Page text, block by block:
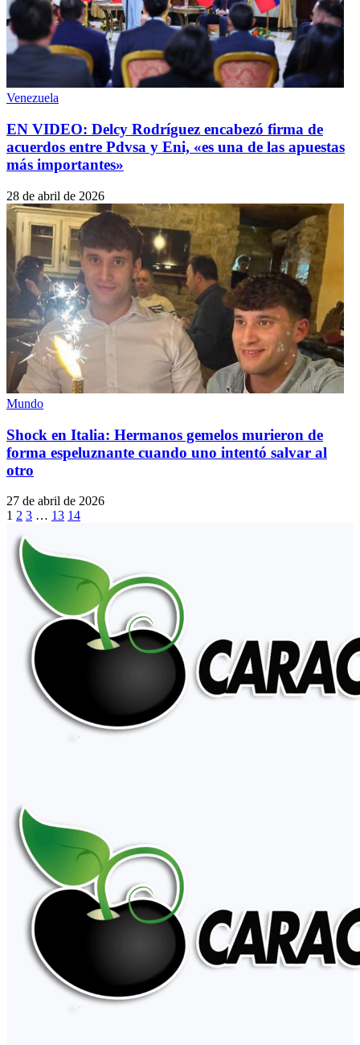
Venezuela
EN VIDEO: Delcy Rodríguez encabezó firma de
acuerdos entre Pdvsa y Eni, «es una de las apuestas
más importantes»
28 de abril de 2026
Mundo
Shock en Italia: Hermanos gemelos murieron de
forma espeluznante cuando uno intentó salvar al
otro
27 de abril de 2026
1 2 3 … 13 14